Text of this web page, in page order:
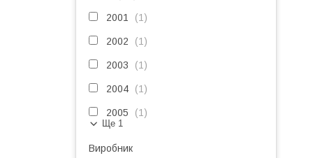
2001 1
2002 1
2003 1
2004 1
2005 1
Ще 1
Виробник